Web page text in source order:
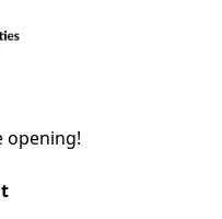
opening!